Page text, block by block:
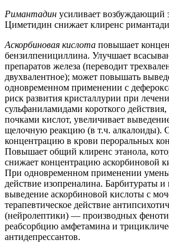
Римантадин усиливает возбуждающий
Циметидин снижает клиренс
Аскорбиновая кислота повышает
бензилпенициллина. Улучшает
препаратов железа (переводит
двухвалентное); может повышать
одновременном применении с
риск развития кристаллурии при
сульфаниламидами короткого
почками кислот, увеличивает
щелочную реакцию (в т.ч. алкалоиды).
концентрацию в крови пероральных
Повышает общий клиренс этанола,
снижает концентрацию аскорбиновой
При одновременном применении
действие изопреналина. Барбитураты
выведение аскорбиновой кислоты с
терапевтическое действие
(нейролептики) — производных
реабсорбцию амфетамина и
антидепрессантов.